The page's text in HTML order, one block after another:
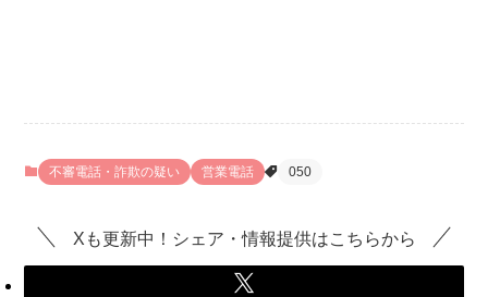
不審電話・詐欺の疑い 営業電話 050
Xも更新中！シェア・情報提供はこちらから